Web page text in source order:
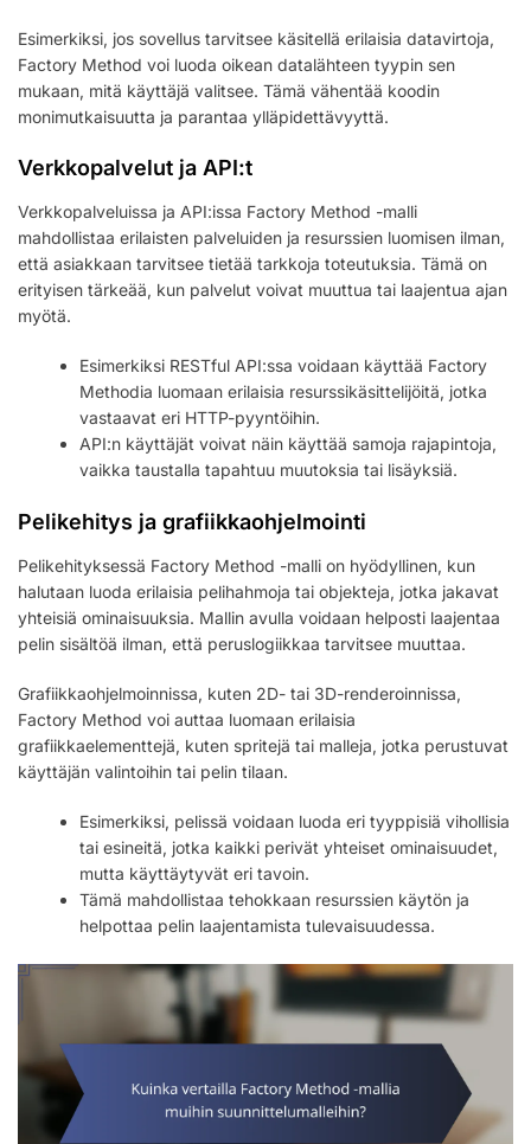
Esimerkiksi, jos sovellus tarvitsee käsitellä erilaisia datavirtoja,
Factory Method voi luoda oikean datalähteen tyypin sen
mukaan, mitä käyttäjä valitsee. Tämä vähentää koodin
monimutkaisuutta ja parantaa ylläpidettävyyttä.
Verkkopalvelut ja API:t
Verkkopalveluissa ja API:issa Factory Method -malli
mahdollistaa erilaisten palveluiden ja resurssien luomisen ilman,
että asiakkaan tarvitsee tietää tarkkoja toteutuksia. Tämä on
erityisen tärkeää, kun palvelut voivat muuttua tai laajentua ajan
myötä.
Esimerkiksi RESTful API:ssa voidaan käyttää Factory
Methodia luomaan erilaisia resurssikäsittelijöitä, jotka
vastaavat eri HTTP-pyyntöihin.
API:n käyttäjät voivat näin käyttää samoja rajapintoja,
vaikka taustalla tapahtuu muutoksia tai lisäyksiä.
Pelikehitys ja grafiikkaohjelmointi
Pelikehityksessä Factory Method -malli on hyödyllinen, kun
halutaan luoda erilaisia pelihahmoja tai objekteja, jotka jakavat
yhteisiä ominaisuuksia. Mallin avulla voidaan helposti laajentaa
pelin sisältöä ilman, että peruslogiikkaa tarvitsee muuttaa.
Grafiikkaohjelmoinnissa, kuten 2D- tai 3D-renderoinnissa,
Factory Method voi auttaa luomaan erilaisia
grafiikkaelementtejä, kuten spritejä tai malleja, jotka perustuvat
käyttäjän valintoihin tai pelin tilaan.
Esimerkiksi, pelissä voidaan luoda eri tyyppisiä vihollisia
tai esineitä, jotka kaikki perivät yhteiset ominaisuudet,
mutta käyttäytyvät eri tavoin.
Tämä mahdollistaa tehokkaan resurssien käytön ja
helpottaa pelin laajentamista tulevaisuudessa.